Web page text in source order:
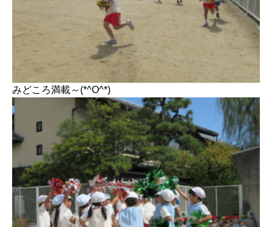
みどころ満載～(*^O^*)